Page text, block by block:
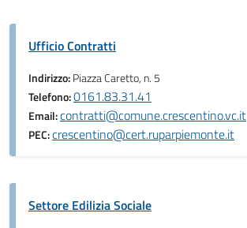
Ufficio Contratti
Indirizzo:Piazza Caretto, n. 5
Telefono:0161.83.31.41
Email:contratti@comune.crescentino.vc.it
PEC:crescentino@cert.ruparpiemonte.it
Settore Edilizia Sociale